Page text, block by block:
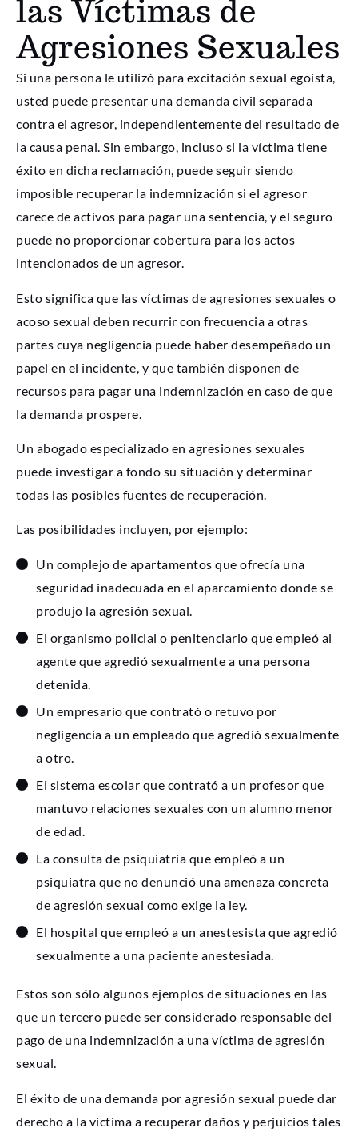
las Víctimas de
Agresiones Sexuales
Si una persona le utilizó para excitación sexual egoísta,
usted puede presentar una demanda civil separada
contra el agresor, independientemente del resultado de
la causa penal. Sin embargo, incluso si la víctima tiene
éxito en dicha reclamación, puede seguir siendo
imposible recuperar la indemnización si el agresor
carece de activos para pagar una sentencia, y el seguro
puede no proporcionar cobertura para los actos
intencionados de un agresor.
Esto significa que las víctimas de agresiones sexuales o
acoso sexual deben recurrir con frecuencia a otras
partes cuya negligencia puede haber desempeñado un
papel en el incidente, y que también disponen de
recursos para pagar una indemnización en caso de que
la demanda prospere.
Un abogado especializado en agresiones sexuales
puede investigar a fondo su situación y determinar
todas las posibles fuentes de recuperación.
Las posibilidades incluyen, por ejemplo:
Un complejo de apartamentos que ofrecía una
seguridad inadecuada en el aparcamiento donde se
produjo la agresión sexual.
El organismo policial o penitenciario que empleó al
agente que agredió sexualmente a una persona
detenida.
Un empresario que contrató o retuvo por
negligencia a un empleado que agredió sexualmente
a otro.
El sistema escolar que contrató a un profesor que
mantuvo relaciones sexuales con un alumno menor
de edad.
La consulta de psiquiatría que empleó a un
psiquiatra que no denunció una amenaza concreta
de agresión sexual como exige la ley.
El hospital que empleó a un anestesista que agredió
sexualmente a una paciente anestesiada.
Estos son sólo algunos ejemplos de situaciones en las
que un tercero puede ser considerado responsable del
pago de una indemnización a una víctima de agresión
sexual.
El éxito de una demanda por agresión sexual puede dar
derecho a la víctima a recuperar daños y perjuicios tales